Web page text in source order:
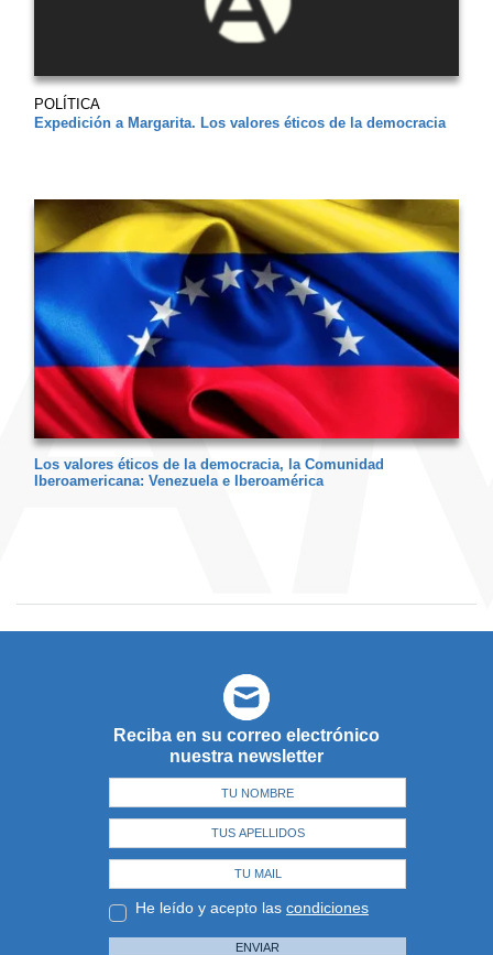
POLÍTICA
Expedición a Margarita. Los valores éticos de la democracia
Los valores éticos de la democracia, la Comunidad
Iberoamericana: Venezuela e Iberoamérica
Reciba en su correo electrónico
nuestra newsletter
He leído y acepto las condiciones
ENVIAR